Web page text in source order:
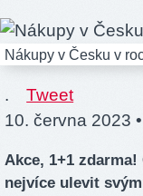
Nákupy v Česku v
.
Tweet
10. června 2023
Akce, 1+1
nejvíce ulevit